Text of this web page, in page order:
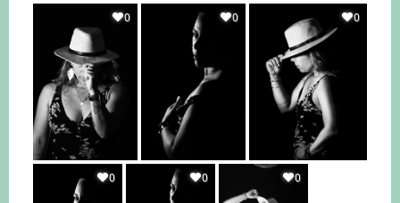
0 0 0
0 0 0